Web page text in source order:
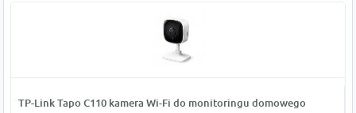
TP-Link Tapo C110 kamera Wi-Fi do monitoringu domowego